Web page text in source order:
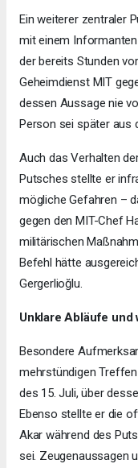
Ein weiterer zentraler
mit einem Informanten
der bereits Stunden
Geheimdienst MIT
dessen Aussage nie
Person sei später aus
Auch das Verhalten
Putsches stellte er
mögliche Gefahren –
gegen den MIT-Chef
militärischen
Befehl hätte
Gergerlioğlu.
Unklare Abläufe
Besondere
mehrstündigen
des 15. Juli, über
Ebenso stellte er die
Akar während des
sei. Zeugenaussagen